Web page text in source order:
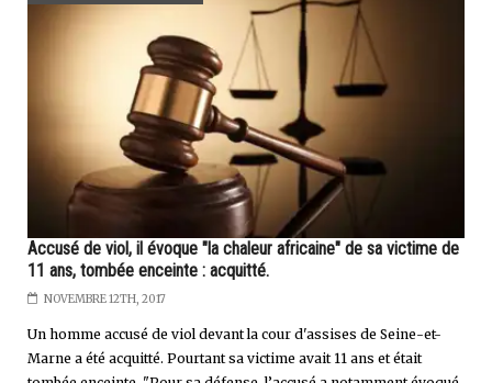
Accusé de viol, il évoque "la chaleur africaine" de sa victime de
11 ans, tombée enceinte : acquitté.
NOVEMBRE 12TH, 2017
Un homme accusé de viol devant la cour d'assises de Seine-et-
Marne a été acquitté. Pourtant sa victime avait 11 ans et était